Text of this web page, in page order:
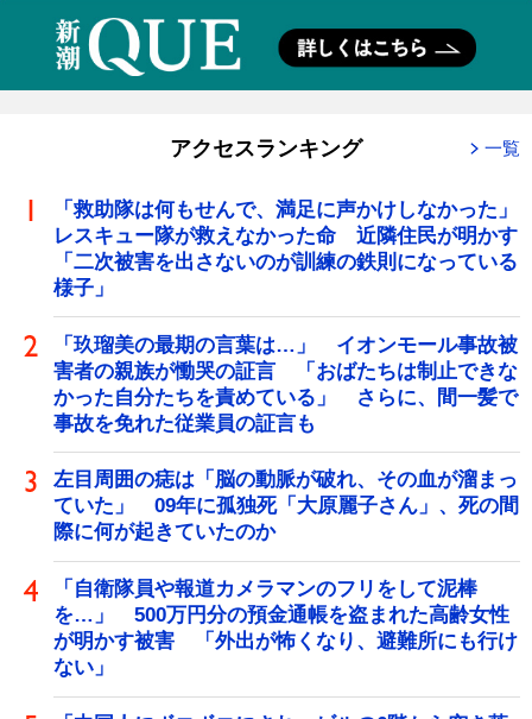
アクセスランキング 一覧
「救助隊は何もせんで、満足に声かけしなかった」
レスキュー隊が救えなかった命 近隣住民が明かす
「二次被害を出さないのが訓練の鉄則になっている
様子」
「玖瑠美の最期の言葉は…」 イオンモール事故被
害者の親族が慟哭の証言 「おばたちは制止できな
かった自分たちを責めている」 さらに、間一髪で
事故を免れた従業員の証言も
左目周囲の痣は「脳の動脈が破れ、その血が溜まっ
ていた」 09年に孤独死「大原麗子さん」、死の間
際に何が起きていたのか
「自衛隊員や報道カメラマンのフリをして泥棒
を…」 500万円分の預金通帳を盗まれた高齢女性
が明かす被害 「外出が怖くなり、避難所にも行け
ない」